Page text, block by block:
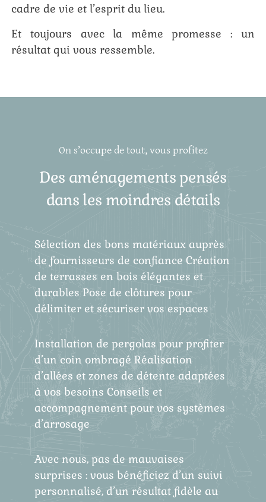
cadre de vie et l’esprit du lieu.
Et toujours avec la même promesse : un
résultat qui vous ressemble.
On s’occupe de tout, vous profitez
Des aménagements pensés
dans les moindres détails
Sélection des bons matériaux auprès
de fournisseurs de confiance Création
de terrasses en bois élégantes et
durables Pose de clôtures pour
délimiter et sécuriser vos espaces
Installation de pergolas pour profiter
d’un coin ombragé Réalisation
d’allées et zones de détente adaptées
à vos besoins Conseils et
accompagnement pour vos systèmes
d’arrosage
Avec nous, pas de mauvaises
surprises : vous bénéficiez d’un suivi
personnalisé, d’un résultat fidèle au